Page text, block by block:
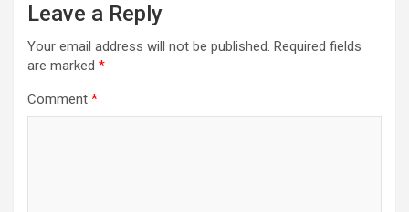
Leave a Reply
Your email address will not be published. Required fields
are marked *
Comment *